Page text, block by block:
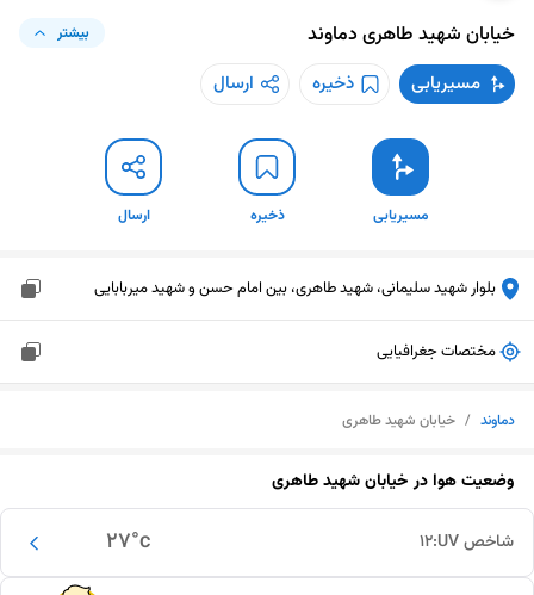
خیابان شهید طاهری دماوند بیشتر
مسیریابی ذخیره ارسال
مسیریابی ذخیره ارسال
بلوار شهید سلیمانی، شهید طاهری، بین امام حسن و شهید میربابایی
مختصات جغرافیایی
دماوند / خیابان شهید طاهری
وضعیت هوا درخیابان شهید طاهری
27°c شاخص UV: 12